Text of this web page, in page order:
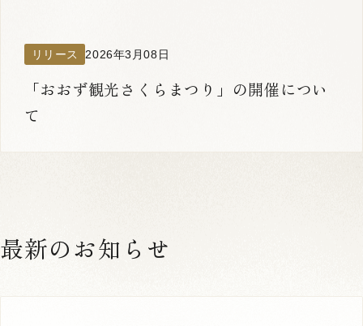
リリース 2026年3月08日
「おおず観光さくらまつり」の開催につい
て
最新のお知らせ